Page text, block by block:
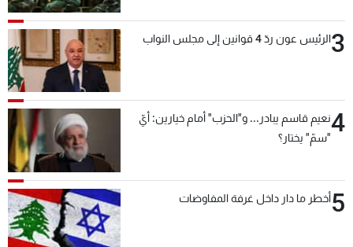
3الرئيس عون ردّ 4 قوانين إلى مجلس النواب
4نعيم قاسم يبادر... و"الحزب" أمام خيارين: أيّ
"سمّ" يختار؟
5أخطر ما دار داخل غرفة المفاوضات